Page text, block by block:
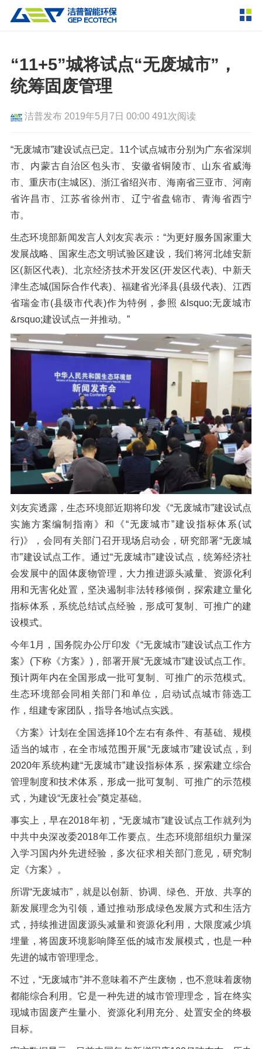
双轴撕碎机 单轴撕碎机
垃圾破袋机 移动式撕碎站
粉碎设备
环锤式粉碎机 鼓式粉碎机
轮胎钢丝分离机 通用型粉碎机
破碎设备
反击式破碎机 颚式破碎机
重型锤式破碎机 移动式破碎站
挤压成型设备
液压打包机
封闭式破碎系统 废轮胎热解系统
橡胶破胶机组
分选分离设备
风选机 滚筒筛
脉冲除尘器
解决方案
服务支持
新闻资讯
走进洁普
联系我们
“11+5”城将试点“无废城市”，
统筹固废管理
洁普发布 2019年5月7日 00:00 491次阅读
“无废城市”建设试点已定。11个试点城市分别为广东省深圳
市、内蒙古自治区包头市、安徽省铜陵市、山东省威海
市、重庆市(主城区)、浙江省绍兴市、海南省三亚市、河南
省许昌市、江苏省徐州市、辽宁省盘锦市、青海省西宁
市。
生态环境部新闻发言人刘友宾表示：“为更好服务国家重大
发展战略、国家生态文明试验区建设，我们将河北雄安新
区(新区代表)、北京经济技术开发区(开发区代表)、中新天
津生态城(国际合作代表)、福建省光泽县(县级代表)、江西
省瑞金市(县级市代表)作为特例，参照 &lsquo;无废城市
&rsquo;建设试点一并推动。”
刘友宾透露，生态环境部近期将印发《“无废城市”建设试点
实施方案编制指南》和《“无废城市”建设指标体系(试
行)》，会同有关部门召开现场启动会，研究部署“无废城
市”建设试点工作。通过“无废城市”建设试点，统筹经济社
会发展中的固体废物管理，大力推进源头减量、资源化利
用和无害化处置，坚决遏制非法转移倾倒，探索建立量化
指标体系，系统总结试点经验，形成可复制、可推广的建
设模式。
今年1月，国务院办公厅印发《“无废城市”建设试点工作方
案》(下称《方案》)，部署开展“无废城市”建设试点工作。
预计两年内在全国形成一批可复制、可推广的示范模式。
生态环境部会同相关部门和单位，启动试点城市筛选工
作，组建专家团队，指导各地试点实践。
《方案》计划在全国选择10个左右有条件、有基础、规模
适当的城市，在全市域范围开展“无废城市”建设试点，到
2020年系统构建“无废城市”建设指标体系，探索建立综合
管理制度和技术体系，形成一批可复制、可推广的示范模
式，为建设“无废社会”奠定基础。
事实上，早在2018年初，“无废城市”建设试点工作就列为
中共中央深改委2018年工作要点。生态环境部组织力量深
入学习国内外先进经验，多次征求相关部门意见，研究制
定《方案》。
所谓“无废城市”，就是以创新、协调、绿色、开放、共享的
新发展理念为引领，通过推动形成绿色发展方式和生活方
式，持续推进固废源头减量和资源化利用，大限度减少填
埋量，将固废环境影响降至低的城市发展模式，也是一种
先进的城市管理理念。
不过，“无废城市”并不意味着不产生废物，也不意味着废物
都能综合利用。它是一种先进的城市管理理念，旨在终实
现城市固废产生量小、资源化利用充分、处置安全的终极
目标。